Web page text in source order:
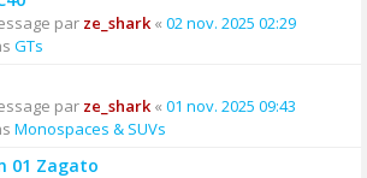
par ze_shark« 02 nov. 2025 02:29
GTs
par ze_shark« 01 nov. 2025 09:43
Monospaces & SUVs
01 Zagato